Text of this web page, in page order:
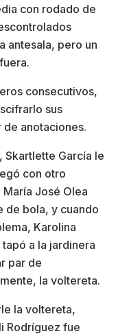
con rodado de
antesala, pero un
consecutivos,
sus
de anotaciones.
Skartlette García le
con otro
José Olea
de bola, y cuando
Karolina
a la jardinera
par de
la voltereta.
la voltereta,
Rodríguez fue